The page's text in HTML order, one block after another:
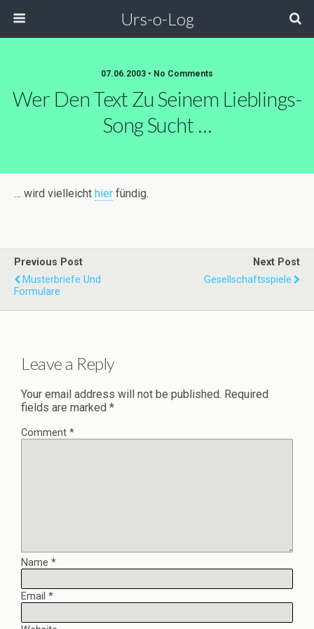
Urs-o-Log
07.06.2003 • No Comments
Wer Den Text Zu Seinem Lieblings-
Song Sucht …
… wird vielleicht hier fündig.
Previous Post
Musterbriefe Und
Formulare
Next Post
Gesellschaftsspiele
Leave a Reply
Your email address will not be published. Required
fields are marked *
Comment *
Name *
Email *